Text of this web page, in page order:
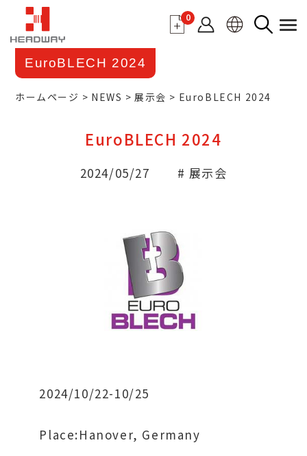
0
EuroBLECH 2024
ホームページ NEWS 展示会 EuroBLECH 2024
EuroBLECH 2024
2024/05/27 # 展示会
2024/10/22-10/25
Place:Hanover, Germany